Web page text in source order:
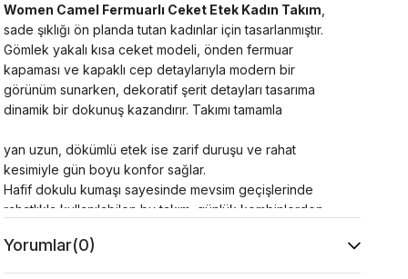
Women Camel Fermuarlı Ceket Etek Kadın Takım
sade şıklığı ön planda tutan kadınlar için tasarlanmıştır.
Gömlek yakalı kısa ceket modeli, önden fermuar
kapaması ve kapaklı cep detaylarıyla modern bir
görünüm sunarken, dekoratif şerit detayları tasarıma
dinamik bir dokunuş kazandırır. Takımı tamamla
yan uzun, dökümlü etek ise zarif duruşu ve rahat
kesimiyle gün boyu konfor sağlar.
Hafif dokulu kumaşı sayesinde mevsim geçişlerinde
rahatlıkla kullanılabilen bu takım; günlük kombinlerden
birçok farklı ortamda tercih edilebilir. Topuklu ayakkabı,
loafer veya zarif babetlerle kolayca kombinlenerek
Yorumlar(0)